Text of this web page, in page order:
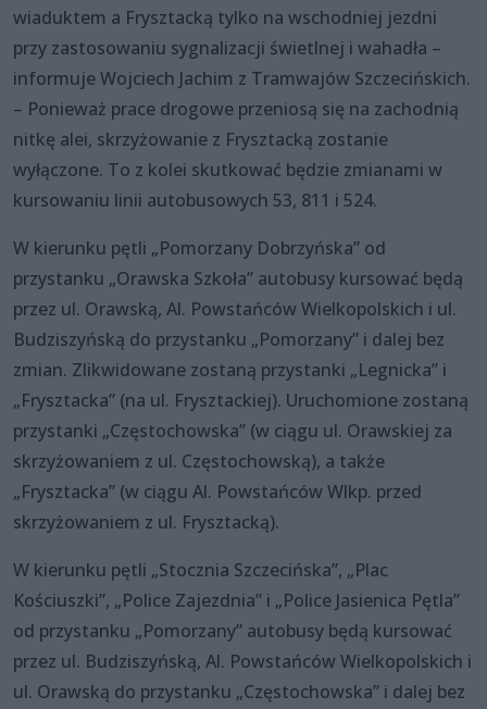
wiaduktem a Frysztacką tylko na wschodniej jezdni
przy zastosowaniu sygnalizacji świetlnej i wahadła –
informuje Wojciech Jachim z Tramwajów Szczecińskich.
– Ponieważ prace drogowe przeniosą się na zachodnią
nitkę alei, skrzyżowanie z Frysztacką zostanie
wyłączone. To z kolei skutkować będzie zmianami w
kursowaniu linii autobusowych 53, 811 i 524.
W kierunku pętli „Pomorzany Dobrzyńska” od
przystanku „Orawska Szkoła” autobusy kursować będą
przez ul. Orawską, Al. Powstańców Wielkopolskich i ul.
Budziszyńską do przystanku „Pomorzany” i dalej bez
zmian. Zlikwidowane zostaną przystanki „Legnicka” i
„Frysztacka” (na ul. Frysztackiej). Uruchomione zostaną
przystanki „Częstochowska” (w ciągu ul. Orawskiej za
skrzyżowaniem z ul. Częstochowską), a także
„Frysztacka” (w ciągu Al. Powstańców Wlkp. przed
skrzyżowaniem z ul. Frysztacką).
W kierunku pętli „Stocznia Szczecińska”, „Plac
Kościuszki”, „Police Zajezdnia” i „Police Jasienica Pętla”
od przystanku „Pomorzany” autobusy będą kursować
przez ul. Budziszyńską, Al. Powstańców Wielkopolskich i
ul. Orawską do przystanku „Częstochowska” i dalej bez